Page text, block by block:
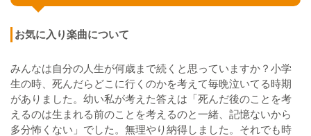
お気に入り楽曲について
みんなは自分の人生が何歳まで続くと思っていますか？小学
生の時、死んだらどこに行くのかを考えて毎晩泣いてる時期
がありました。幼い私が考えた答えは「死んだ後のことを考
えるのは生まれる前のことを考えるのと一緒、記憶ないから
多分怖くない」でした。無理やり納得しました。それでも時